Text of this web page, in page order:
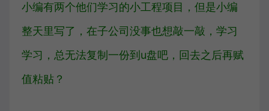
小编有两个他们学习的小工程项目，但是小编
整天里写了，在子公司没事也想敲一敲，学习
学习，总无法复制一份到u盘吧，回去之后再赋
值粘贴？